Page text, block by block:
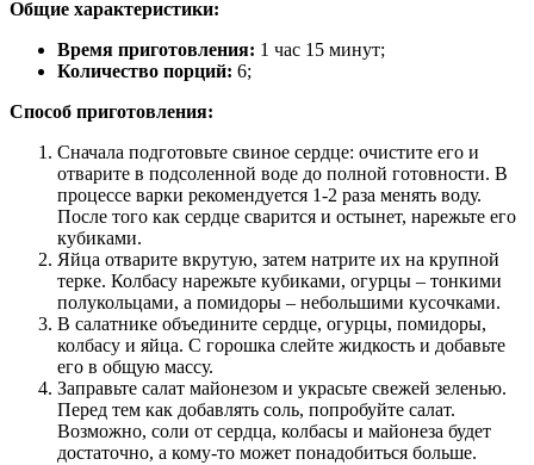
Общие характеристики:
Время приготовления: 1 час 15 минут;
Количество порций: 6;
Способ приготовления:
Сначала подготовьте свиное сердце: очистите его и
отварите в подсоленной воде до полной готовности. В
процессе варки рекомендуется 1-2 раза менять воду.
После того как сердце сварится и остынет, нарежьте его
кубиками.
Яйца отварите вкрутую, затем натрите их на крупной
терке. Колбасу нарежьте кубиками, огурцы – тонкими
полукольцами, а помидоры – небольшими кусочками.
В салатнике объедините сердце, огурцы, помидоры,
колбасу и яйца. С горошка слейте жидкость и добавьте
его в общую массу.
Заправьте салат майонезом и украсьте свежей зеленью.
Перед тем как добавлять соль, попробуйте салат.
Возможно, соли от сердца, колбасы и майонеза будет
достаточно, а кому-то может понадобиться больше.